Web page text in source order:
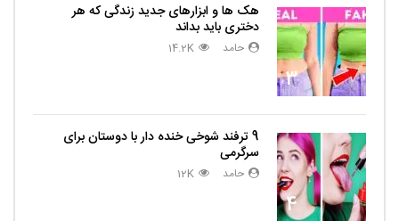
3
هک ها و ابزارهای جدید زندگی که هر
دختری باید بداند
حامد 14.2K
4
9 ترفند شوخی خنده دار با دوستان برای
سرگرمی
حامد 12K